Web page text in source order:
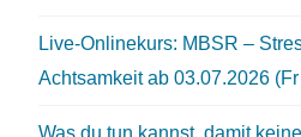
Live-Onlinekurs: MBSR –
Achtsamkeit ab 03.07.2026
Was du tun kannst, damit